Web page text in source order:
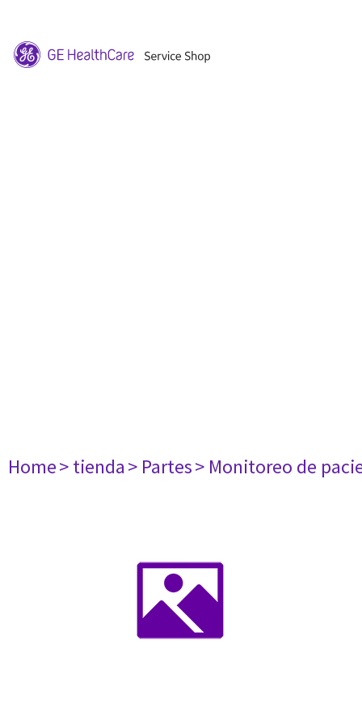
Home> tienda> Partes> Monitoreo de